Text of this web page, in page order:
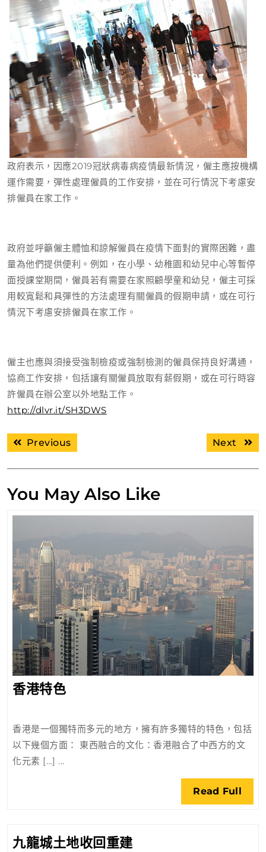
政府表示，因應2019冠狀病毒病疫情最新情況，僱主應按機構
運作需要，彈性處理僱員的工作安排，並在可行情況下考慮安
排僱員在家工作。
政府並呼籲僱主體恤和諒解僱員在疫情下面對的實際困難，盡
量為他們提供便利。例如，在小學、幼稚園和幼兒中心等暫停
面授課堂期間，僱員若有需要在家照顧學童和幼兒，僱主可採
用較寬鬆和具彈性的方法處理有關僱員的假期申請，或在可行
情況下考慮安排僱員在家工作。
僱主也應與須接受強制檢疫或強制檢測的僱員保持良好溝通，
協商工作安排，包括讓有關僱員放取有薪假期，或在可行時容
許僱員在辦公室以外地點工作。
http://dlvr.it/SH3DWS
文
章
導
覽
PreviousPrevious
Next
Next
You May Also Like
香港特色香
色
香港是一個獨特而多元的地方，擁有許多獨特的特色，包括
以下幾個方面： 東西融合的文化：香港融合了中西方的文
化元素 […] ...
Read Full
Full
九龍城土地收回重建九